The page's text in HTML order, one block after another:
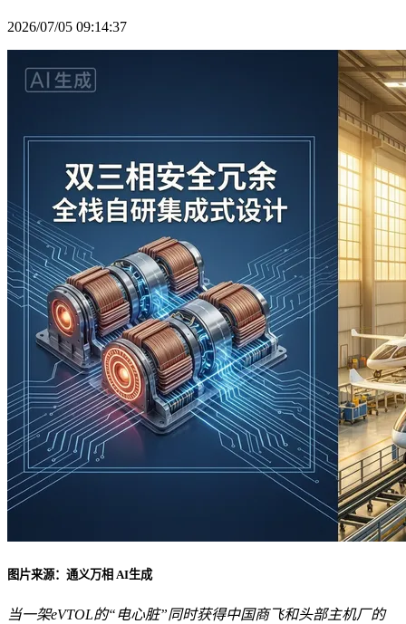
2026/07/05 09:14:37
图片来源：通义万相 AI生成
当一架eVTOL的“电心脏”同时获得中国商飞和头部主机厂的